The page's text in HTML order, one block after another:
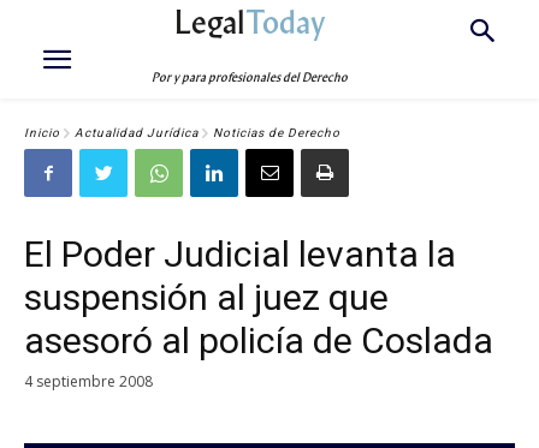
LegalToday
Por y para profesionales del Derecho
Inicio Actualidad Jurídica Noticias de Derecho
El Poder Judicial levanta la
suspensión al juez que
asesoró al policía de Coslada
4 septiembre 2008